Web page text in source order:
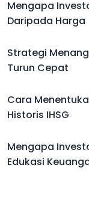
Mengapa
Daripada Harga
Strategi
Turun Cepat
Cara
Historis IHSG
Mengapa
Edukasi